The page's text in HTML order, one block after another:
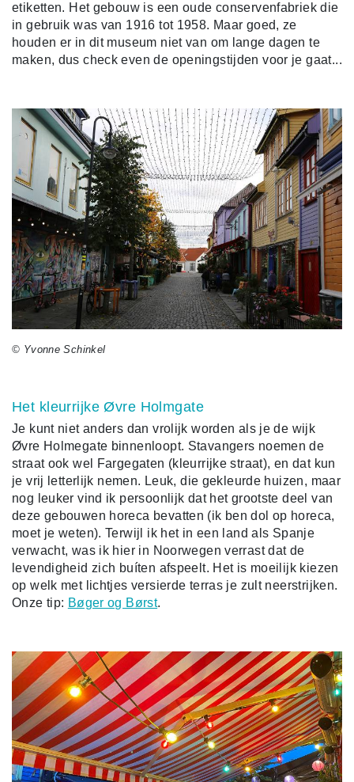
etiketten. Het gebouw is een oude conservenfabriek die
in gebruik was van 1916 tot 1958. Maar goed, ze
houden er in dit museum niet van om lange dagen te
maken, dus check even de openingstijden voor je gaat...
© Yvonne Schinkel
Het kleurrijke Øvre Holmgate
Je kunt niet anders dan vrolijk worden als je de wijk
Øvre Holmegate binnenloopt. Stavangers noemen de
straat ook wel Fargegaten (kleurrijke straat), en dat kun
je vrij letterlijk nemen. Leuk, die gekleurde huizen, maar
nog leuker vind ik persoonlijk dat het grootste deel van
deze gebouwen horeca bevatten (ik ben dol op horeca,
moet je weten). Terwijl ik het in een land als Spanje
verwacht, was ik hier in Noorwegen verrast dat de
levendigheid zich buíten afspeelt. Het is moeilijk kiezen
op welk met lichtjes versierde terras je zult neerstrijken.
Onze tip: Bøger og Børst.